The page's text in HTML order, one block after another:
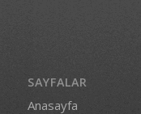
SAYFALAR
Anasayfa